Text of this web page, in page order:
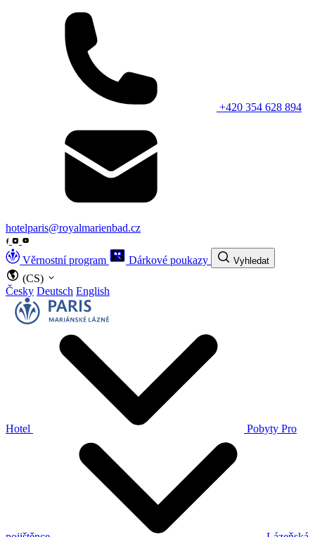
+420 354 628 894
hotelparis@royalmarienbad.cz
Věrnostní program Dárkové poukazy Vyhledat
(CS)
Česky Deutsch English
Hotel Pobyty Pro